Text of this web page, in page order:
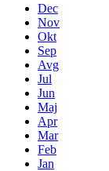
Dec
Nov
Okt
Sep
Avg
Jul
Jun
Maj
Apr
Mar
Feb
Jan